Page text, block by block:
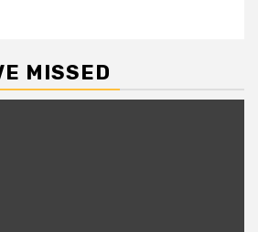
MISSED